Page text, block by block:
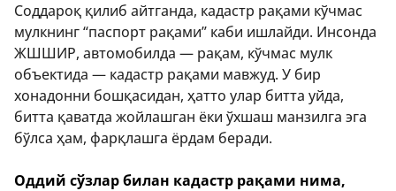
Соддароқ қилиб айтганда, кадастр рақами кўчмас
мулкнинг “паспорт рақами” каби ишлайди. Инсонда
ЖШШИР, автомобилда — рақам, кўчмас мулк
объектида — кадастр рақами мавжуд. У бир
хонадонни бошқасидан, ҳатто улар битта уйда,
битта қаватда жойлашган ёки ўхшаш манзилга эга
бўлса ҳам, фарқлашга ёрдам беради.
Оддий сўзлар билан кадастр рақами нима,